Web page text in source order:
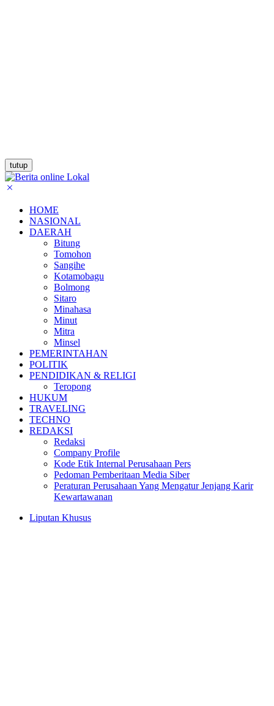
tutup
HOME
NASIONAL
DAERAH
Bitung
Tomohon
Sangihe
Kotamobagu
Bolmong
Sitaro
Minahasa
Minut
Mitra
Minsel
PEMERINTAHAN
POLITIK
PENDIDIKAN & RELIGI
Teropong
HUKUM
TRAVELING
TECHNO
REDAKSI
Redaksi
Company Profile
Kode Etik Internal Perusahaan Pers
Pedoman Pemberitaan Media Siber
Peraturan Perusahaan Yang Mengatur Jenjang Karir
Kewartawanan
Liputan Khusus